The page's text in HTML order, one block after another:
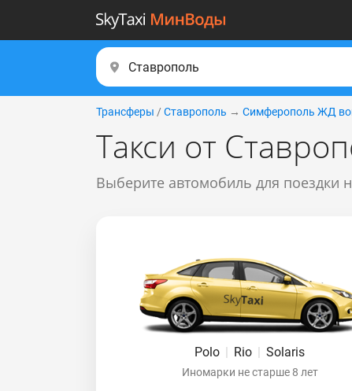
Трансферы / Ставрополь → Симферополь ЖД
Такси от
Выберите автомобиль для поездки
Polo | Rio | Solaris
Иномарки не старше 8 лет